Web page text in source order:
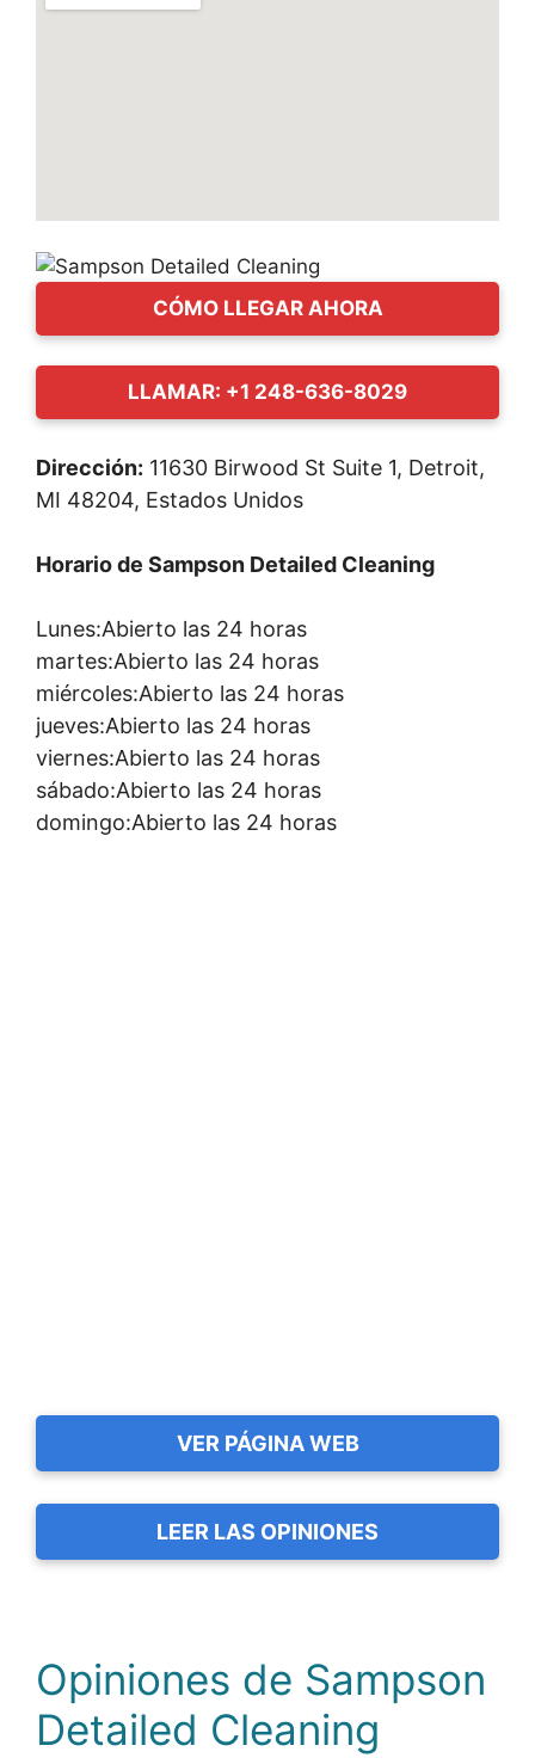
CÓMO LLEGAR AHORA
LLAMAR: +1 248-636-8029
Dirección: 11630 Birwood St Suite 1, Detroit,
MI 48204, Estados Unidos
Horario de Sampson Detailed Cleaning
Lunes:Abierto las 24 horas
martes:Abierto las 24 horas
miércoles:Abierto las 24 horas
jueves:Abierto las 24 horas
viernes:Abierto las 24 horas
sábado:Abierto las 24 horas
domingo:Abierto las 24 horas
VER PÁGINA WEB
LEER LAS OPINIONES
Opiniones de Sampson
Detailed Cleaning